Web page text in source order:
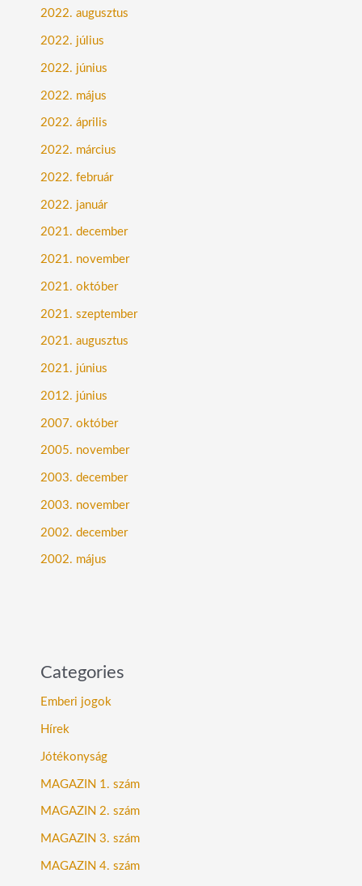
2022. augusztus
2022. július
2022. június
2022. május
2022. április
2022. március
2022. február
2022. január
2021. december
2021. november
2021. október
2021. szeptember
2021. augusztus
2021. június
2012. június
2007. október
2005. november
2003. december
2003. november
2002. december
2002. május
Categories
Emberi jogok
Hírek
Jótékonyság
MAGAZIN 1. szám
MAGAZIN 2. szám
MAGAZIN 3. szám
MAGAZIN 4. szám